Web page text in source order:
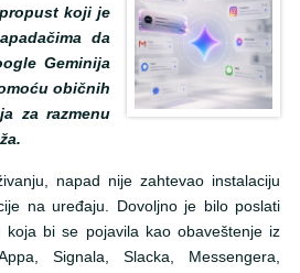
koji je
da
Geminija
običnih
za razmenu
napad nije zahtevao instalaciju
na uređaju. Dovoljno je bilo poslati
koja bi se pojavila kao obaveštenje iz
Signala, Slacka, Messengera,